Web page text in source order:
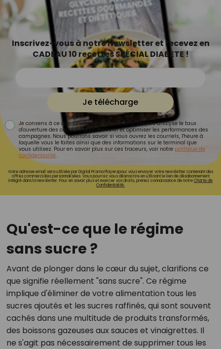
Inscrivez-vous à notre Newsletter et recevez en
CADEAU 10 recettes SPÉCIAL DIABETE !
Je télécharge
Je consens à ce que la société Digital Prisma Players analyse le taux
d'ouverture des courriels pour mesurer et optimiser les performances des
campagnes. Nous pourrons savoir si vous ouvrez les courriels, l'heure à
laquelle vous le faites ainsi que des informations sur le terminal que
vous utilisez. Pour en savoir plus sur ces traceurs, voir notre politique de
confidentialité.
Votre adresse email sera utilisée par Digital Prisma Playerspour vous envoyer votre newsletter contenant des
offres commerciales personnalisées. Vous pourrez vous désinscrire en utilisant le lien de désabonnement
intégré dans la newsletter. Pour en savoir plus et exercer vos droits, prenez connaissance de notreCharte de
Confidentialité.
Qu'est-ce que le régime
sans sucre ?
Avant de plonger dans le cœur du sujet, clarifions ce
que signifie réellement "sans sucre". Ce régime
implique d'éliminer de votre alimentation tous les
sucres ajoutés et les sucres raffinés, qui sont souvent
cachés dans une multitude de produits transformés,
des boissons gazeuses aux sauces et vinaigrettes. Il
ne s'agit pas nécessairement de supprimer tous les